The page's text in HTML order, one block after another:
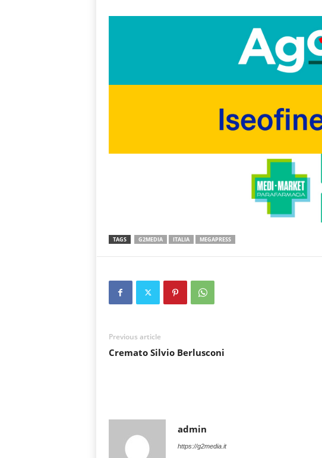
TAGS G2MEDIA ITALIA MEGAPRESS
Previous article
Cremato Silvio Berlusconi
admin
https://g2media.it